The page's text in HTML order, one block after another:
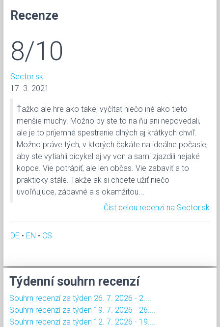
Recenze
8/10
Sector.sk
17. 3. 2021
Ťažko ale hre ako takej vyčítať niečo iné ako tieto
menšie muchy. Možno by ste to na ňu ani nepovedali,
ale je to príjemné spestrenie dlhých aj krátkych chvíľ.
Možno práve tých, v ktorých čakáte na ideálne počasie,
aby ste vytiahli bicykel aj vy von a sami zjazdili nejaké
kopce. Vie potrápiť, ale len občas. Vie zabaviť a to
prakticky stále. Takže ak si chcete užiť niečo
uvoľňujúce, zábavné a s okamžitou...
Číst celou recenzi na Sector.sk
DE • EN • CS
Týdenní souhrn recenzí
Souhrn recenzí za týden 26. 7. 2026 - 2....
Souhrn recenzí za týden 19. 7. 2026 - 26....
Souhrn recenzí za týden 12. 7. 2026 - 19....